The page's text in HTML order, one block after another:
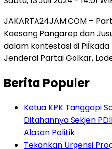
JAKARTA24JAM.COM –
Kaesang Pangarep dan
dalam kontestasi di
Jenderal Partai Golkar,
Berita Populer
Ketua KPK Tanggapi
Ditahannya Sekjen
Alasan Politik
Tekankan Urgensi